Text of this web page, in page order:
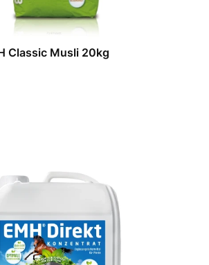
Classic Musli 20kg